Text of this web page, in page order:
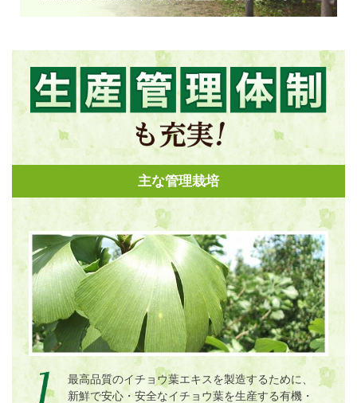
主な管理栽培
最高品質のイチョウ葉エキスを製造するために、
新鮮で安心・安全なイチョウ葉を生産する有機・